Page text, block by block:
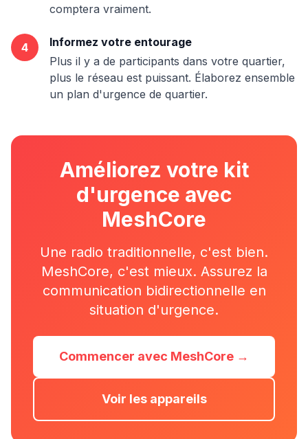
comptera vraiment.
4
Informez votre entourage
Plus il y a de participants dans votre quartier,
plus le réseau est puissant. Élaborez ensemble
un plan d'urgence de quartier.
Améliorez votre kit
d'urgence avec
MeshCore
Une radio traditionnelle, c'est bien.
MeshCore, c'est mieux. Assurez la
communication bidirectionnelle en
situation d'urgence.
Commencer avec MeshCore →
Voir les appareils